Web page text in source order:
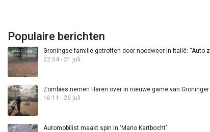
Populaire berichten
Groningse familie getroffen door noodweer in Italië: “Auto
22:54 - 21 juli
Zombies nemen Haren over in nieuwe game van
16:11 - 26 juli
Automobilist maakt spin in ‘Mario Kartbocht’